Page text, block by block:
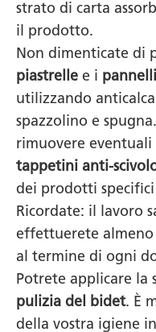
strato di carta
il prodotto.
Non dimenticate di
piastrelle e i
utilizzando
spazzolino e
rimuovere eventuali
tappetini anti-
dei prodotti
Ricordate: il lavoro
effettuerete
al termine di ogni
Potrete applicare la
pulizia del bidet. È
della vostra igiene